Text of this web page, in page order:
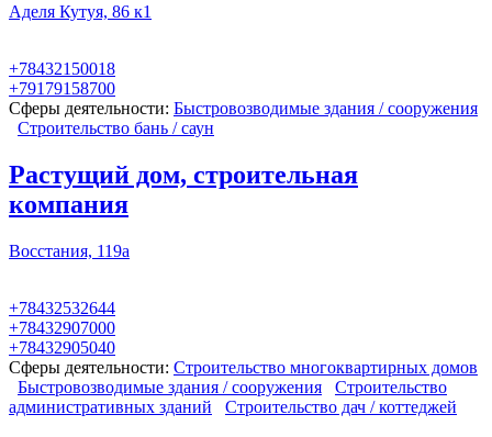
Аделя Кутуя, 86 к1
+78432150018
+79179158700
Сферы деятельности: Быстровозводимые здания / сооружения
Строительство бань / саун
Растущий дом, строительная
компания
Восстания, 119а
+78432532644
+78432907000
+78432905040
Сферы деятельности: Строительство многоквартирных домов
Быстровозводимые здания / сооружения
Строительство
административных зданий
Строительство дач / коттеджей